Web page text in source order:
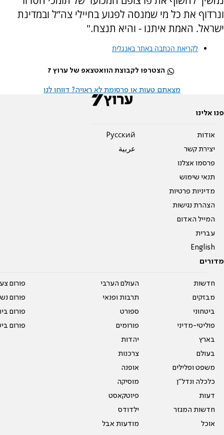
ונרדוף את כל מי שמנסה לפגוע בחיילי צה”ל ובמדינת
ישראל. האמת איתנו - והיא תנצח."
לקריאת הכתבה באתר באנגלית
הצטרפו לקבוצת הוואטצאפ של ערוץ 7
מצאתם טעות או פרסומת לא ראויה? דווחו לנו
פנו אלינו
אודות
יצירת קשר
פרסמו אצלנו
תנאי שימוש
מדיניות פרטיות
הצהרת נגישות
המייל האדום
עברית
English
Pусский
عربية
מדורים
חדשות
מבזקים
ביטחוני
פוליטי-מדיני
בארץ
בעולם
משפט ופלילים
כלכלה ונדל"ן
דעות
חדשות המגזר
אוכל
העולם הערבי
תרבות ופנאי
ספורט
פורומים
יהדות
צרכנות
אופנה
מוסיקה
פיוטקאסט
ילדודס
מודעות אבל
פורום
פורום
פורום
פורום